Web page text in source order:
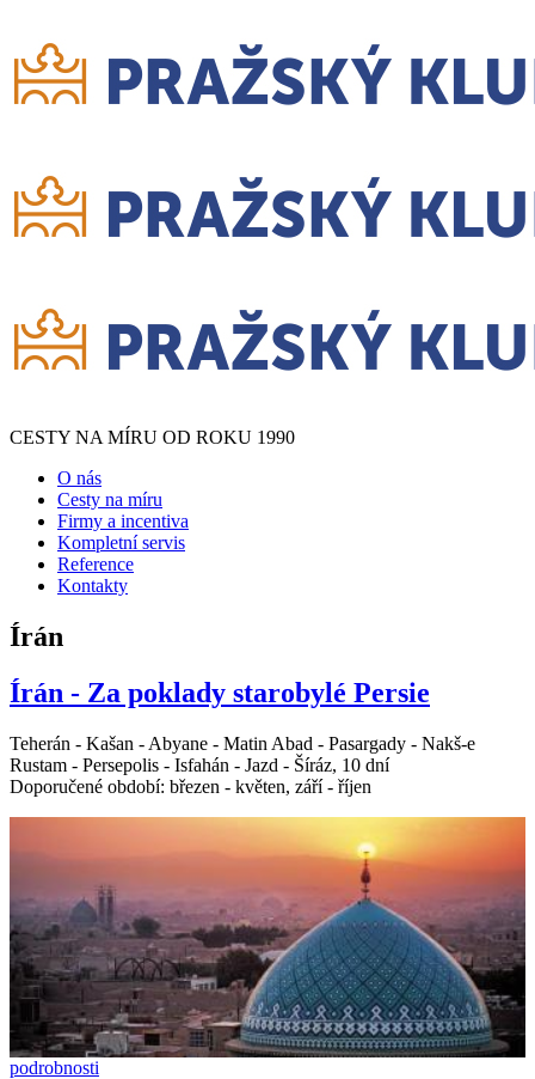
CESTY NA MÍRU OD ROKU 1990
O nás
Cesty na míru
Firmy a incentiva
Kompletní servis
Reference
Kontakty
Írán
Írán - Za poklady starobylé Persie
Teherán - Kašan - Abyane - Matin Abad - Pasargady - Nakš-e
Rustam - Persepolis - Isfahán - Jazd - Šíráz, 10 dní
Doporučené období: březen - květen, září - říjen
podrobnosti